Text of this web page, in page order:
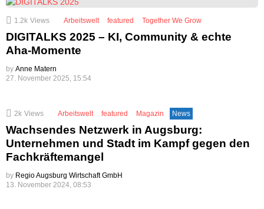
1.2k Views Arbeitswelt featured Together We Grow
DIGITALKS 2025 – KI, Community & echte
Aha-Momente
by Anne Matern
27. November 2025, 15:54
2k Views Arbeitswelt featured Magazin News
Wachsendes Netzwerk in Augsburg:
Unternehmen und Stadt im Kampf gegen den
Fachkräftemangel
by Regio Augsburg Wirtschaft GmbH
13. November 2024, 08:53